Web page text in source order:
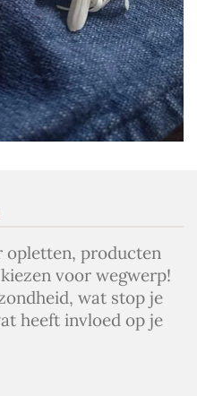
opletten, producten
voor wegwerp!
wat stop je
heeft invloed op je